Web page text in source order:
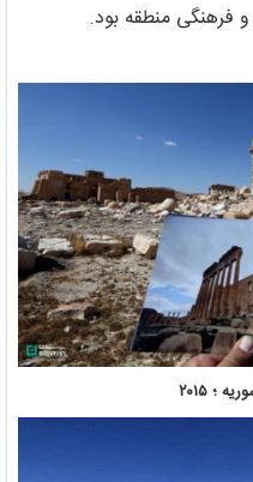
فرهنگی منطقه بود.
؛ ۲۰۱۵